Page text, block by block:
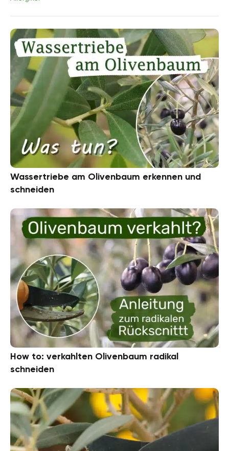
Wassertriebe am Olivenbaum erkennen und
schneiden
How to: verkahlten Olivenbaum radikal
schneiden